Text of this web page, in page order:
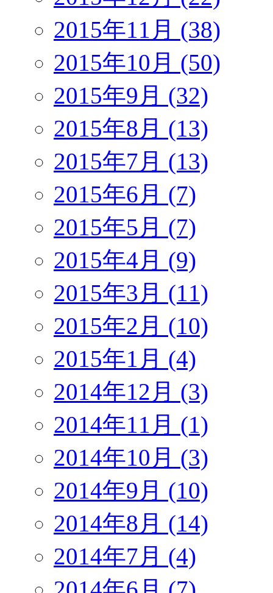
2015年11月 (38)
2015年10月 (50)
2015年9月 (32)
2015年8月 (13)
2015年7月 (13)
2015年6月 (7)
2015年5月 (7)
2015年4月 (9)
2015年3月 (11)
2015年2月 (10)
2015年1月 (4)
2014年12月 (3)
2014年11月 (1)
2014年10月 (3)
2014年9月 (10)
2014年8月 (14)
2014年7月 (4)